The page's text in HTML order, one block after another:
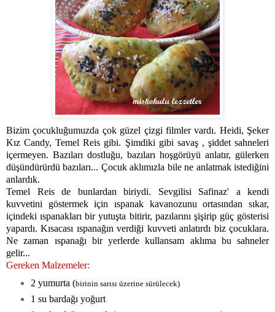
Bizim çocukluğumuzda çok güzel çizgi filmler vardı. Heidi, Şeker
Kız Candy, Temel Reis gibi. Şimdiki gibi savaş , şiddet sahneleri
içermeyen. Bazıları dostluğu, bazıları hoşgörüyü anlatır, gülerken
düşündürürdü bazıları... Çocuk aklımızla bile ne anlatmak istediğini
anlardık.
Temel Reis de bunlardan biriydi. Sevgilisi Safinaz' a kendi
kuvvetini göstermek için ıspanak kavanozunu ortasından sıkar,
içindeki ıspanakları bir yutuşta bitirir, pazılarını şişirip güç gösterisi
yapardı. Kısacası ıspanağın verdiği kuvveti anlatırdı biz çocuklara.
Ne zaman ıspanağı bir yerlerde kullansam aklıma bu sahneler
gelir...
Gereken Malzemeler:
2 yumurta (birinin sarısı üzerine sürülecek)
1 su bardağı yoğurt